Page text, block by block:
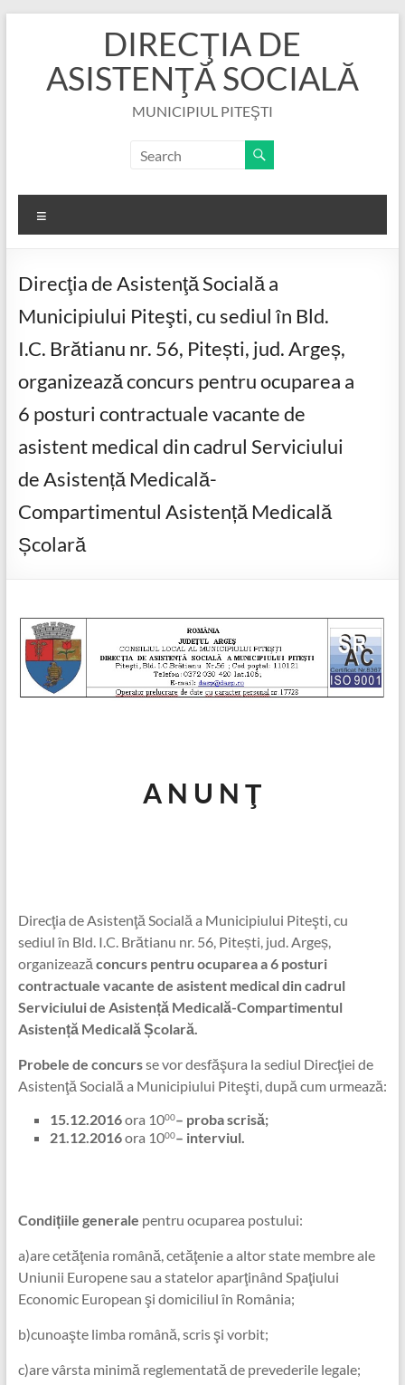
DIRECŢIA DE
ASISTENŢĂ SOCIALĂ
MUNICIPIUL PITEŞTI
Direcţia de Asistenţă Socială a
Municipiului Piteşti, cu sediul în Bld.
I.C. Brătianu nr. 56, Pitești, jud. Argeș,
organizează concurs pentru ocuparea a
6 posturi contractuale vacante de
asistent medical din cadrul Serviciului
de Asistență Medicală-
Compartimentul Asistență Medicală
Școlară
A N U N Ţ
Direcţia de Asistenţă Socială a Municipiului Piteşti, cu
sediul în Bld. I.C. Brătianu nr. 56, Pitești, jud. Argeș,
organizează concurs pentru ocuparea a 6 posturi
contractuale vacante de asistent medical din cadrul
Serviciului de Asistență Medicală-Compartimentul
Asistență Medicală Școlară.
Probele de concursse vor desfăşura la sediul Direcţiei de
Asistenţă Socială a Municipiului Piteşti, după cum urmează:
15.12.2016ora 1000– proba scrisă;
21.12.2016ora 1000– interviul.
Condițiile generale pentru ocuparea postului:
a)are cetăţenia română, cetăţenie a altor state membre ale
Uniunii Europene sau a statelor aparţinând Spaţiului
Economic European şi domiciliul în România;
b)cunoaşte limba română, scris şi vorbit;
c)are vârsta minimă reglementată de prevederile legale;